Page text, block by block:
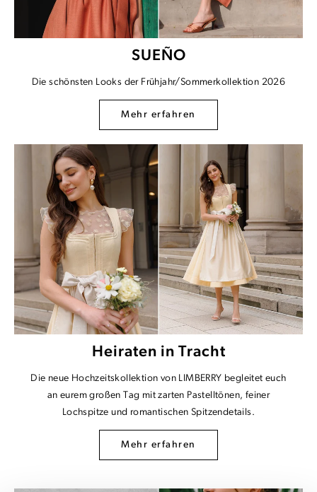
SUEÑO
Die schönsten Looks der Frühjahr/Sommerkollektion 2026
Mehr erfahren
Heiraten in Tracht
Die neue Hochzeitskollektion von LIMBERRY begleitet euch
an eurem großen Tag mit zarten Pastelltönen, feiner
Lochspitze und romantischen Spitzendetails.
Mehr erfahren